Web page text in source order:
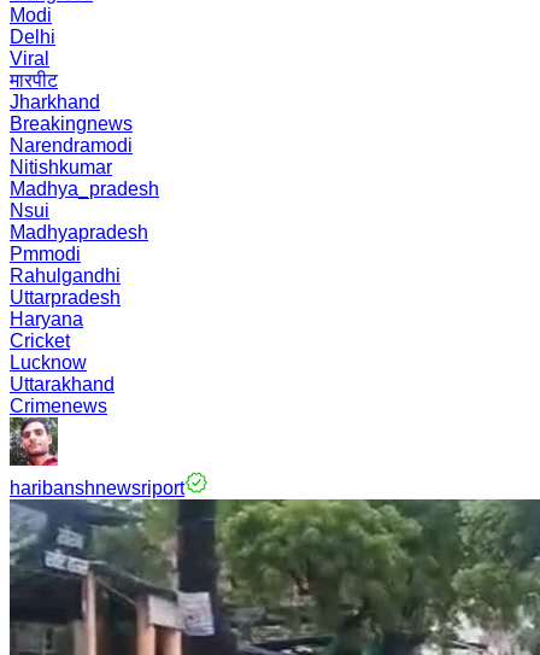
Modi
Delhi
Viral
मारपीट
Jharkhand
Breakingnews
Narendramodi
Nitishkumar
Madhya_pradesh
Nsui
Madhyapradesh
Pmmodi
Rahulgandhi
Uttarpradesh
Haryana
Cricket
Lucknow
Uttarakhand
Crimenews
haribanshnewsriport